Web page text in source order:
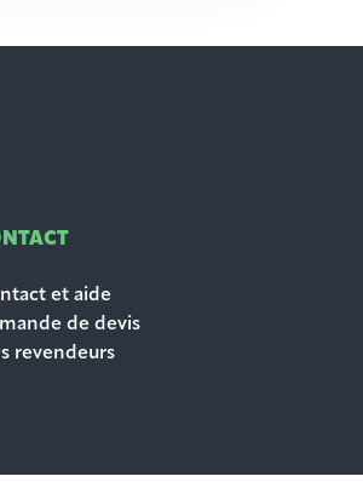
et aide
de devis
revendeurs